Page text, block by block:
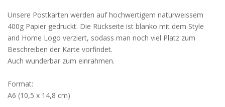
Unsere Postkarten werden auf hochwertigem naturweissem
400g Papier gedruckt. Die Rückseite ist blanko mit dem Style
and Home Logo verziert, sodass man noch viel Platz zum
Beschreiben der Karte vorfindet.
Auch wunderbar zum einrahmen.
Format:
A6 (10,5 x 14,8 cm)